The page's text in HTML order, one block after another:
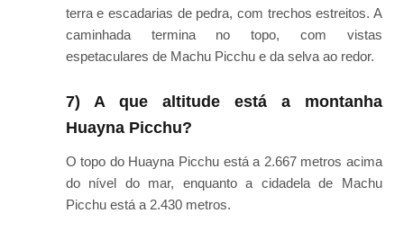
terra e escadarias de pedra, com trechos estreitos. A
caminhada termina no topo, com vistas
espetaculares de Machu Picchu e da selva ao redor.
7) A que altitude está a montanha
Huayna Picchu?
O topo do Huayna Picchu está a 2.667 metros acima
do nível do mar, enquanto a cidadela de Machu
Picchu está a 2.430 metros.